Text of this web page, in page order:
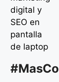
#MasCo